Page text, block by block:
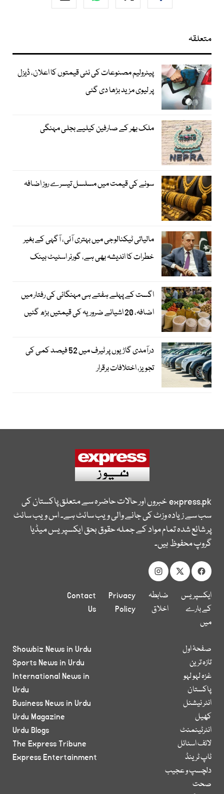
متعلقہ
پیٹرولیم مصنوعات کی نئی قیمتوں کا اعلان، ڈیزل
پر لیوی مزید بڑھا دی گئی
ملک بھر کے صارفین کیلیے بجلی مہنگی
سونے کی قیمت میں مسلسل تیسرے روز اضافہ
مالیاتی ٹیکنالوجی میں بہتری آئی، آگہی کے بغیر
خطرات کا اندیشہ بھی ہے، گورنر اسٹیٹ بینک
اگست کے پہلے ہفتے ہی مہنگائی کی رفتار میں
اضافہ، 20 اشیائے ضروریہ کی قیمتیں بڑھ گئیں
درآمدی گاڑیوں پر ٹیرف میں 52 فیصد کمی کی
تجویز، اختلافات برقرار
express.pkخبروں اور حالات حاضرہ سے متعلق پاکستان کی
سب سے زیادہ وزٹ کی جانے والی ویب سائٹ ہے۔ اس ویب سائٹ
پر شائع شدہ تمام مواد کے جملہ حقوق بحق ایکسپریس میڈیا
گروپ محفوظ ہیں۔
ایکسپریس
کے بارے
میں
ضابطہ
اخلاق
Privacy
Policy
Contact
Us
صفحۂ اول
تازہ ترین
غزہ لہو لہو
پاکستان
انٹر نیشنل
کھیل
انٹرٹینمنٹ
لائف اسٹائل
ٹاپ ٹرینڈ
دلچسپ و عجیب
صحت
Showbiz News in Urdu
Sports News in Urdu
International News in
Urdu
Business News in Urdu
Urdu Magazine
Urdu Blogs
The Express Tribune
Express Entertainment